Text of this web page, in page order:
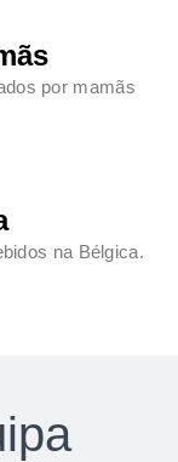
por mamãs
na Bélgica.